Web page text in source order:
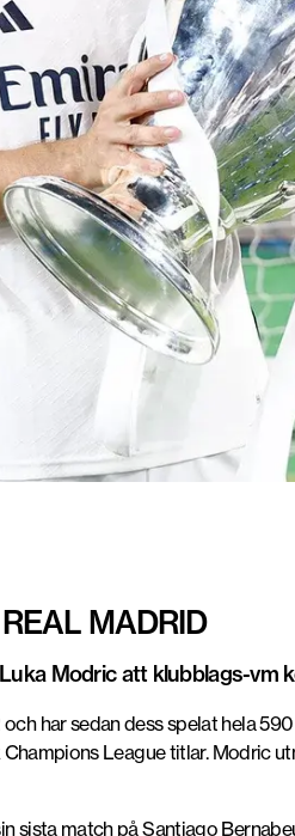
MADRID
Modric att klubblags-vm
har sedan dess spelat hela
League titlar. Modric
sista match på Santiago